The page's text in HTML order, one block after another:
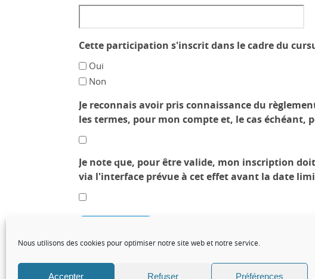
Nous utilisons des cookies pour optimiser notre site web et notre service.
Accepter Refuser Préférences
Cette participation s'inscrit dans le cadre du
Oui
Non
Je reconnais avoir pris connaissance du
les termes, pour mon compte et, le cas échéant,
Je note que, pour être valide, mon inscription
via l'interface prévue à cet effet avant la date